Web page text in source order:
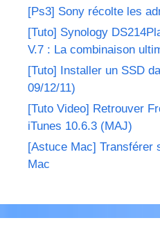
[Ps3] Sony récolte les
[Tuto] Synology
V.7 : La combinaison
[Tuto] Installer un SSD
09/12/11)
[Tuto Video] Retrouver
iTunes 10.6.3 (MAJ)
[Astuce Mac] Transférer
Mac